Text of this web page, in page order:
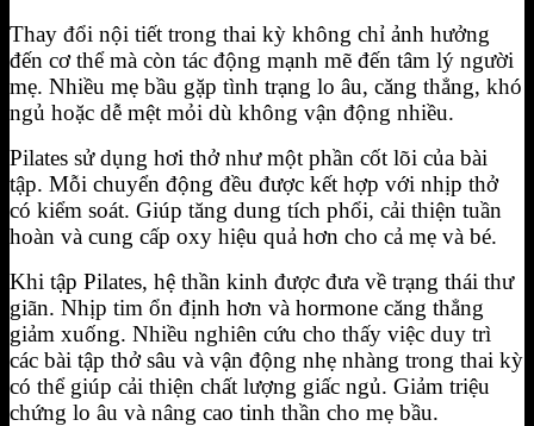
Thay đổi nội tiết trong thai kỳ không chỉ ảnh hưởng
đến cơ thể mà còn tác động mạnh mẽ đến tâm lý người
mẹ. Nhiều mẹ bầu gặp tình trạng lo âu, căng thẳng, khó
ngủ hoặc dễ mệt mỏi dù không vận động nhiều.
Pilates sử dụng hơi thở như một phần cốt lõi của bài
tập. Mỗi chuyển động đều được kết hợp với nhịp thở
có kiểm soát. Giúp tăng dung tích phổi, cải thiện tuần
hoàn và cung cấp oxy hiệu quả hơn cho cả mẹ và bé.
Khi tập Pilates, hệ thần kinh được đưa về trạng thái thư
giãn. Nhịp tim ổn định hơn và hormone căng thẳng
giảm xuống. Nhiều nghiên cứu cho thấy việc duy trì
các bài tập thở sâu và vận động nhẹ nhàng trong thai kỳ
có thể giúp cải thiện chất lượng giấc ngủ. Giảm triệu
chứng lo âu và nâng cao tinh thần cho mẹ bầu.